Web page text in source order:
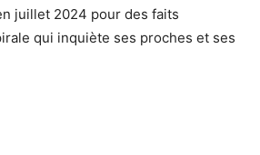
juillet 2024 pour des faits
qui inquiète ses proches et ses